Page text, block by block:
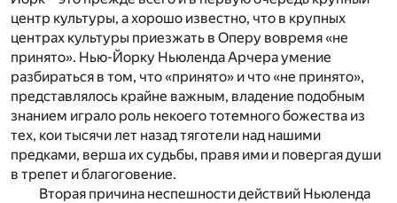
центр культуры, а хорошо известно, что в крупных
центрах культуры приезжать в Оперу вовремя «не
принято». Нью-Йорку Ньюленда Арчера умение
разбираться в том, что «принято» и что «не принято»,
представлялось крайне важным, владение подобным
знанием играло роль некоего тотемного божества из
тех, кои тысячи лет назад тяготели над нашими
предками, верша их судьбы, правя ими и повергая души
в трепет и благоговение.
Вторая причина неспешности действий Ньюленда